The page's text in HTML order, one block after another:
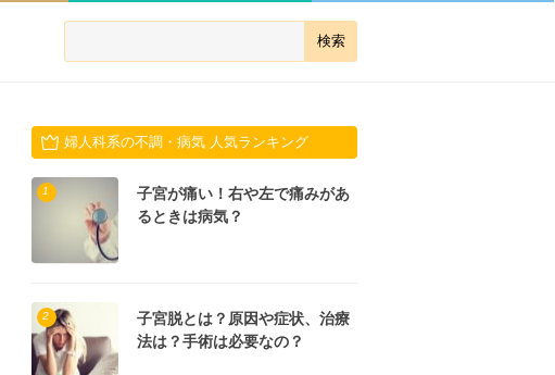
婦人科系の不調・病気 人気ランキング
1
子宮が痛い！右や左で痛みがあ
るときは病気？
2
子宮脱とは？原因や症状、治療
法は？手術は必要なの？